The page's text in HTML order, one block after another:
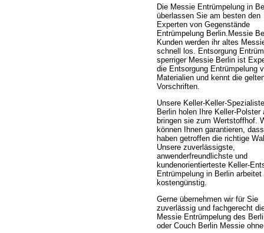
Die Messie Entrümpelung in
überlassen Sie am besten den
Experten von Gegenstände
Entrümpelung Berlin.Messie
Kunden werden ihr altes
schnell los. Entsorgung
sperriger Messie Berlin ist
die Entsorgung Entrümpelung
Materialien und kennt die
Vorschriften.
Unsere Keller-Keller-
Berlin holen Ihre Keller-Polster
bringen sie zum Wertstoffhof.
können Ihnen garantieren,
haben getroffen die richtige
Unsere zuverlässigste,
anwenderfreundlichste und
kundenorientierteste Keller-
Entrümpelung in Berlin arbeitet
kostengünstig.
Gerne übernehmen wir für Sie
zuverlässig und fachgerecht
Messie Entrümpelung des
oder Couch Berlin Messie